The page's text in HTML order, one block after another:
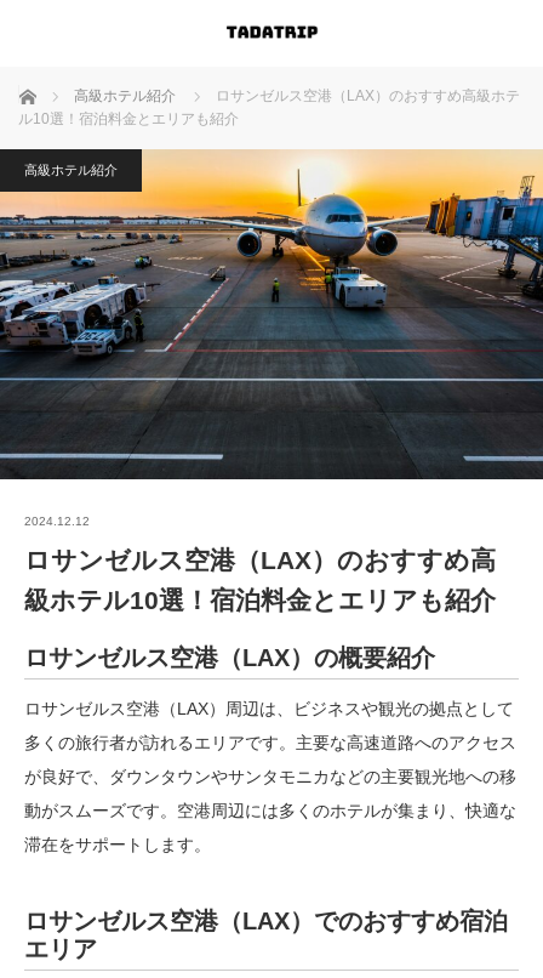
ホーム 高級ホテル紹介
ロサンゼルス空港（LAX）のおすすめ高級ホテ
ル10選！宿泊料金とエリアも紹介
高級ホテル紹介
2024.12.12
ロサンゼルス空港（LAX）のおすすめ高
級ホテル10選！宿泊料金とエリアも紹介
ロサンゼルス空港（LAX）の概要紹介
ロサンゼルス空港（LAX）周辺は、ビジネスや観光の拠点として
多くの旅行者が訪れるエリアです。主要な高速道路へのアクセス
が良好で、ダウンタウンやサンタモニカなどの主要観光地への移
動がスムーズです。空港周辺には多くのホテルが集まり、快適な
滞在をサポートします。
ロサンゼルス空港（LAX）でのおすすめ宿泊
エリア